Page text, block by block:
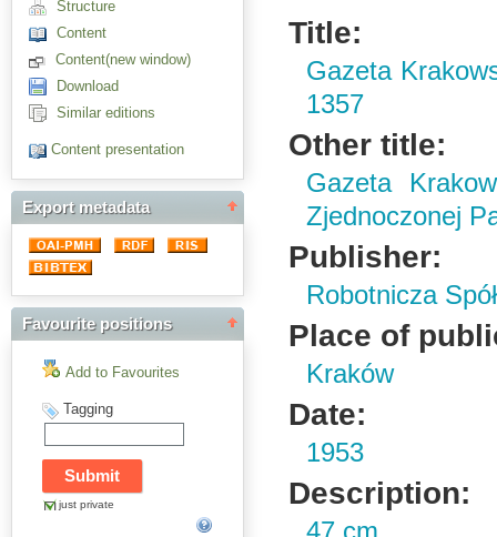
Structure
Content
Content(new window)
Download
Similar editions
Content presentation
Export metadata
Favourite positions
Add to Favourites
Tagging
just private
Title:
Gazeta
1357
Other title:
Gazeta
Zjednoczonej
Publisher:
Robotnicza
Place of
Kraków
Date:
1953
Description: